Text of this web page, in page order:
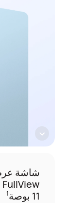
11 بوصة
1